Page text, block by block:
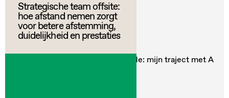
Strategische team offsite:
hoe afstand nemen zorgt
voor betere afstemming,
duidelijkheid en prestaties